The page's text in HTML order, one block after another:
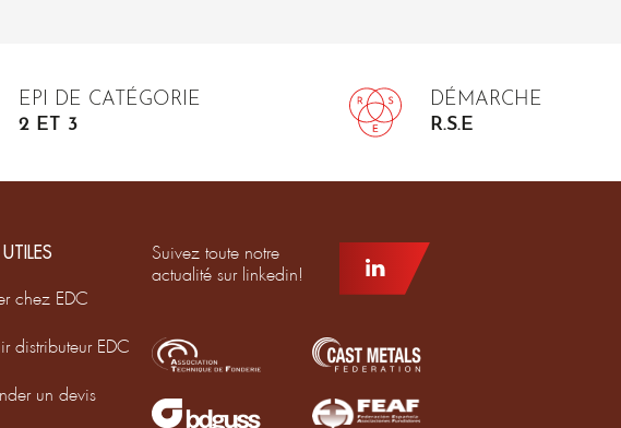
EPI DE CATÉGORIE
2 ET 3
DÉMARCHE
R.S.E
chez EDC
distributeur EDC
un devis
Suivez toute notre
actualité sur linkedin!